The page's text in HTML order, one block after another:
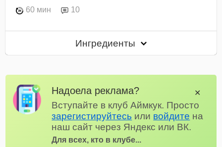
60 мин
10
Ингредиенты
Надоела реклама?
Вступайте в клуб Аймкук. Просто
зарегистируйтесь или войдите на
наш сайт через Яндекс или ВК.
Для всех, кто в клубе...
✕